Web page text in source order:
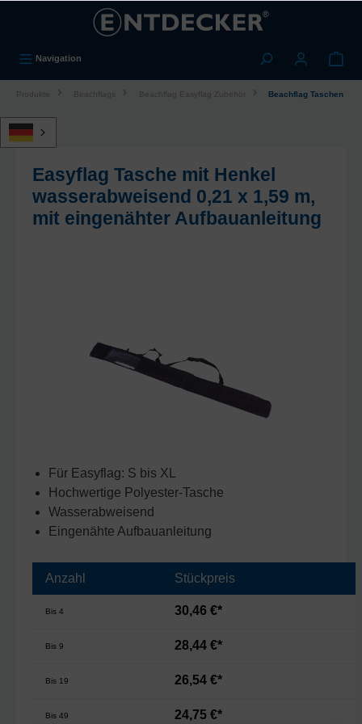
Navigation
Produkte Beachflags Beachflag Easyflag Zubehör Beachflag Taschen
Easyflag Tasche mit Henkel
wasserabweisend 0,21 x 1,59 m,
mit eingenähter Aufbauanleitung
Für Easyflag: S bis XL
Hochwertige Polyester-Tasche
Wasserabweisend
Eingenähte Aufbauanleitung
Anzahl Stückpreis
Bis 4 30,46 €*
Bis 9 28,44 €*
Bis 19 26,54 €*
Bis 49 24,75 €*